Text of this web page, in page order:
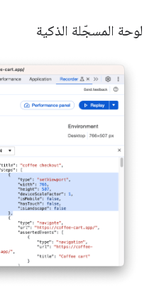
لوحة المسجّلة الذكية